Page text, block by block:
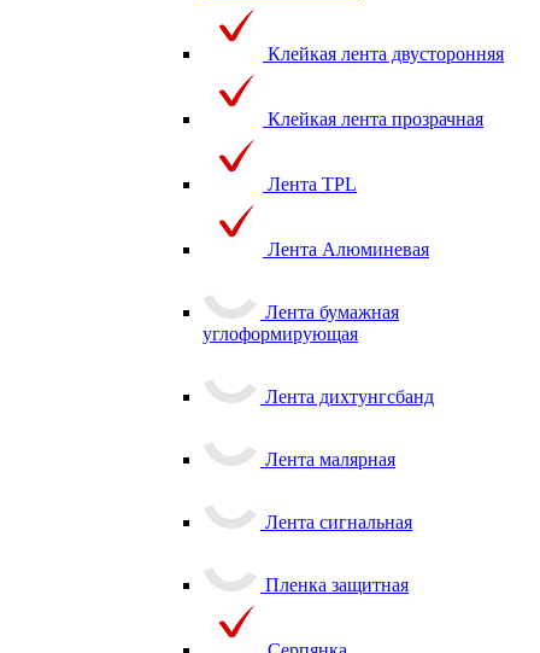
Клейкая лента двусторонняя
Клейкая лента прозрачная
Лента TPL
Лента Алюминевая
Лента бумажная
углоформирующая
Лента дихтунгсбанд
Лента малярная
Лента сигнальная
Пленка защитная